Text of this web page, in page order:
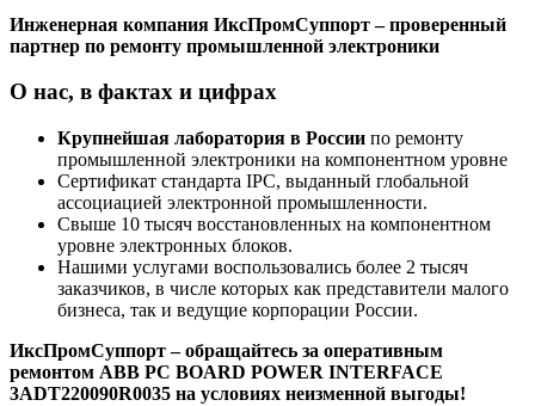
Инженерная компания ИксПромСуппорт – проверенный
партнер по ремонту промышленной электроники
О нас, в фактах и цифрах
Крупнейшая лаборатория в России по ремонту
промышленной электроники на компонентном уровне
Сертификат стандарта IPC, выданный глобальной
ассоциацией электронной промышленности.
Свыше 10 тысяч восстановленных на компонентном
уровне электронных блоков.
Нашими услугами воспользовались более 2 тысяч
заказчиков, в числе которых как представители малого
бизнеса, так и ведущие корпорации России.
ИксПромСуппорт – обращайтесь за оперативным
ремонтом ABB PC BOARD POWER INTERFACE
3ADT220090R0035 на условиях неизменной выгоды!